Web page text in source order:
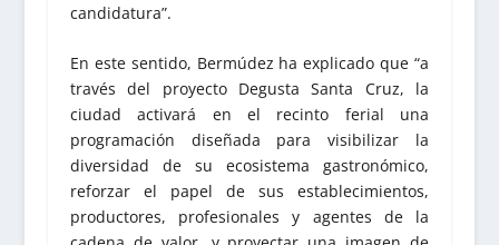
candidatura”.
En este sentido, Bermúdez ha explicado que “a
través del proyecto Degusta Santa Cruz, la
ciudad activará en el recinto ferial una
programación diseñada para visibilizar la
diversidad de su ecosistema gastronómico,
reforzar el papel de sus establecimientos,
productores, profesionales y agentes de la